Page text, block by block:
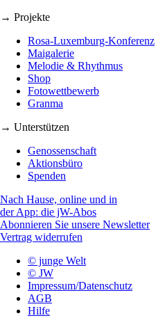
→ Projekte
Rosa-Luxemburg-Konferenz
Maigalerie
Melodie & Rhythmus
Shop
Fotowettbewerb
Granma
→ Unterstützen
Genossenschaft
Aktionsbüro
Spenden
Nach Hause, online und in
der App: die jW-Abos
Abonnieren Sie unsere Newsletter
Vertrag widerrufen
© junge Welt
© JW
Impressum/Datenschutz
AGB
Hilfe